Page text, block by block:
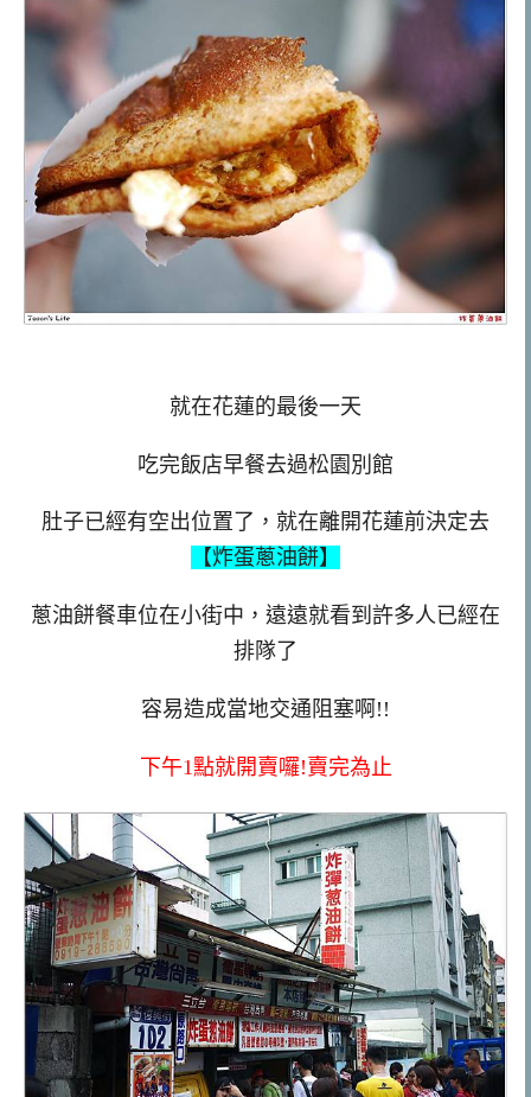
就在花蓮的最後一天
吃完飯店早餐去過松園別館
肚子已經有空出位置了，就在離開花蓮前決定去
【炸蛋蔥油餅】
蔥油餅餐車位在小街中，遠遠就看到許多人已經在
排隊了
容易造成當地交通阻塞啊!!
下午1點就開賣囉!賣完為止